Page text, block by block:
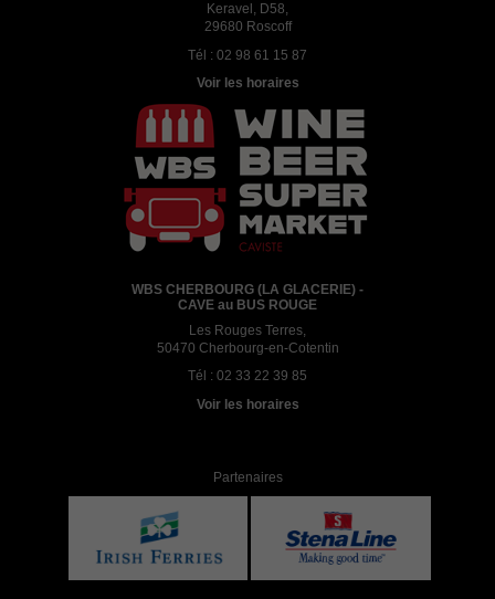
Keravel, D58,
29680 Roscoff
Tél : 02 98 61 15 87
Voir les horaires
WBS CHERBOURG (LA GLACERIE) -
CAVE au BUS ROUGE
Les Rouges Terres,
50470 Cherbourg-en-Cotentin
Tél : 02 33 22 39 85
Voir les horaires
Partenaires